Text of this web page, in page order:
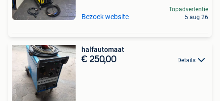
Bezoek website
Topadvertentie
5 aug 26
halfautomaat
€ 250,00 Details